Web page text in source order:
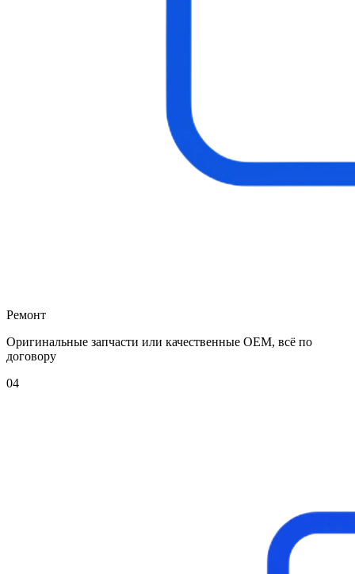
Ремонт
Оригинальные запчасти или качественные OEM, всё по
договору
04